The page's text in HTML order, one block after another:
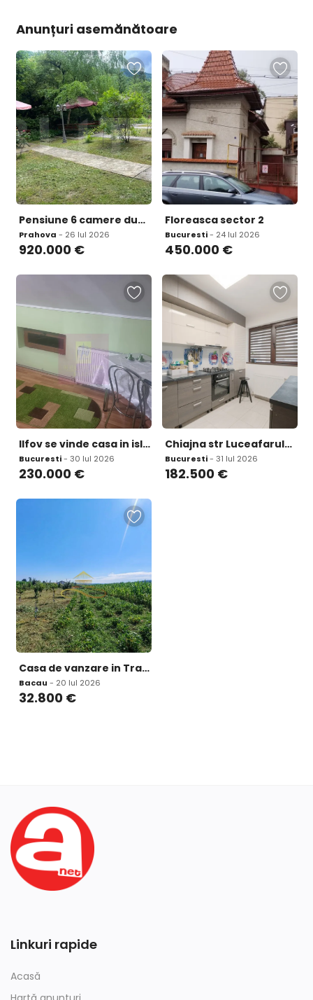
Anunțuri asemănătoare
Pensiune 6 camere duble 1 apartament garsoniera Sinaia
Prahova - 26 Iul 2026
920.000 €
Floreasca sector 2
Bucuresti- 24 Iul 2026
450.000 €
Ilfov se vinde casa in islaz / com branesti
Bucuresti- 30 Iul 2026
230.000 €
Chiajna str Luceafarului casa P 1 pod teren 110 mp
Bucuresti- 31 Iul 2026
182.500 €
Casa de vanzare in Traian- 10 minute de bacau
Bacau - 20 Iul 2026
32.800 €
Linkuri rapide
Acasă